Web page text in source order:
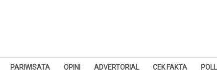
PARIWISATA OPINI ADVERTORIAL CEK FAKTA